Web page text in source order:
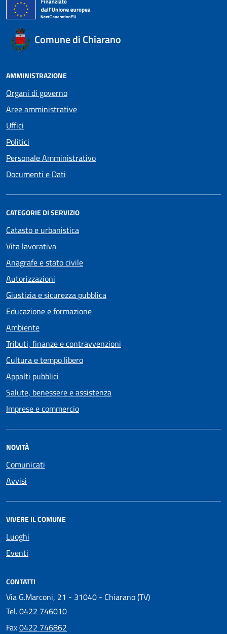
Comune di Chiarano
AMMINISTRAZIONE
Organi di governo
Aree amministrative
Uffici
Politici
Personale Amministrativo
Documenti e Dati
CATEGORIE DI SERVIZIO
Catasto e urbanistica
Vita lavorativa
Anagrafe e stato civile
Autorizzazioni
Giustizia e sicurezza pubblica
Educazione e formazione
Ambiente
Tributi, finanze e contravvenzioni
Cultura e tempo libero
Appalti pubblici
Salute, benessere e assistenza
Imprese e commercio
NOVITÀ
Comunicati
Avvisi
VIVERE IL COMUNE
Luoghi
Eventi
CONTATTI
Via G.Marconi, 21 - 31040 - Chiarano (TV)
Tel.0422 746010
Fax0422 746862